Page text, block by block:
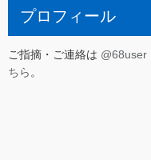
プロフィール
ご指摘・ご連絡は @68user
ちら。